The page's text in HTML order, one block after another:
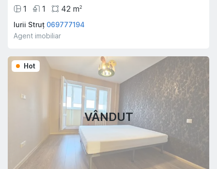
1
1 42 m2
Iurii Struț 069777194
Agent imobiliar
VÂNDUT
Hot